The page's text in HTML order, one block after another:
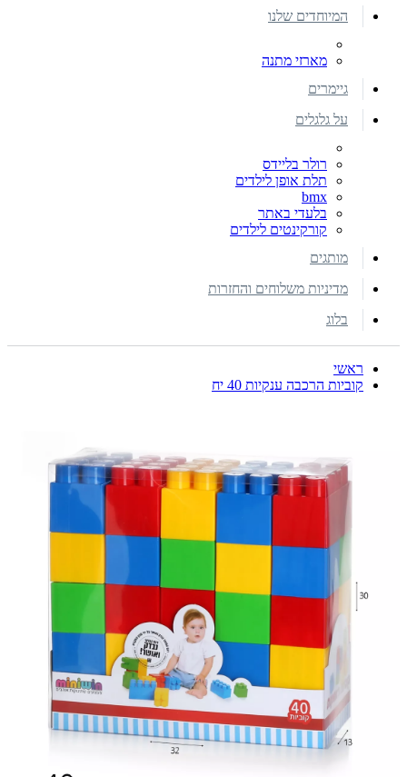
המיוחדים שלנו
מארזי מתנה
גיימרים
על גלגלים
רולר בליידס
תלת אופן לילדים
bmx
בלעדי באתר
קורקינטים לילדים
מותגים
מדיניות משלוחים והחזרות
בלוג
ראשי
קוביות הרכבה ענקיות 40 יח